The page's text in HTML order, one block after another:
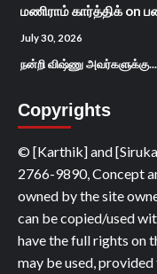
மணிராம் கார்த்திக்on
July 30, 2026
நன்றி விஷ்ணு அவர்களுக்கு...
Copyrights
© [Karthik] and
2766-9890, Concept
owned by the site
can be copied/used
have the full rights on
may be used,